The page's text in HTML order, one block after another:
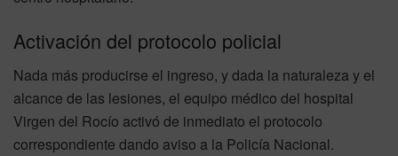
Activación del protocolo policial
Nada más producirse el ingreso, y dada la naturaleza y el
alcance de las lesiones, el equipo médico del hospital
Virgen del Rocío activó de inmediato el protocolo
correspondiente dando aviso a la Policía Nacional.